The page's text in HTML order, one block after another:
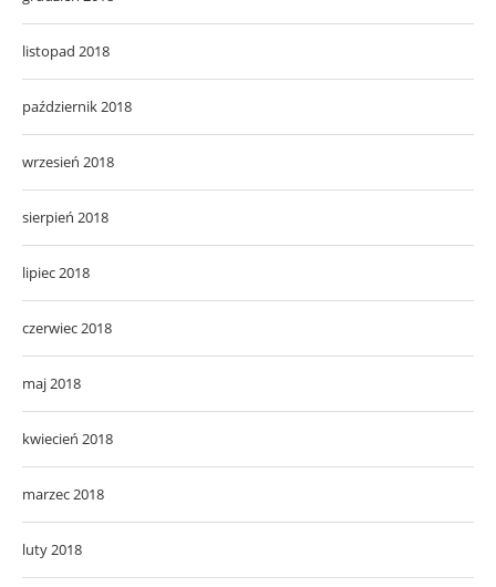
listopad 2018
październik 2018
wrzesień 2018
sierpień 2018
lipiec 2018
czerwiec 2018
maj 2018
kwiecień 2018
marzec 2018
luty 2018